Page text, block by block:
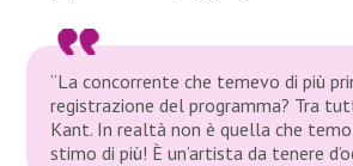
“La concorrente che temevo di più
registrazione del programma? Tra
Kant. In realtà non è quella che
stimo di più! È un’artista da tenere